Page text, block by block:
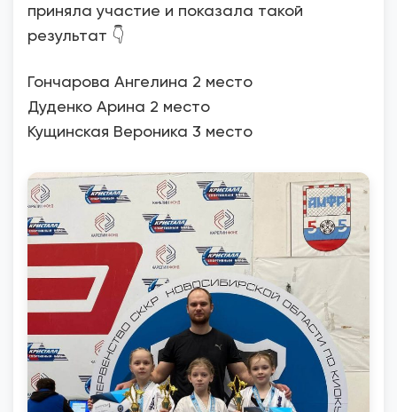
приняла участие и показала такой
результат 👇
Гончарова Ангелина 2 место
Дуденко Арина 2 место
Кущинская Вероника 3 место